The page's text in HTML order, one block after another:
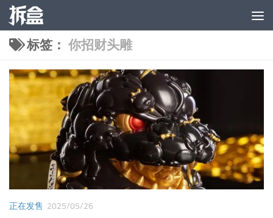
跳至内容
标签： 你招财头雕
正在发售 2025/05/26